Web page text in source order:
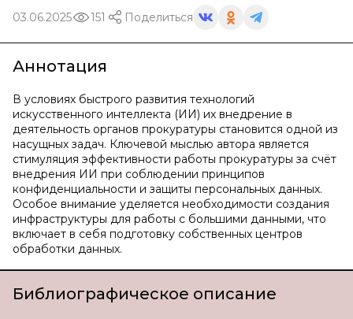
03.06.2025 151 Поделиться
Аннотация
В условиях быстрого развития технологий
искусственного интеллекта (ИИ) их внедрение в
деятельность органов прокуратуры становится одной из
насущных задач. Ключевой мыслью автора является
стимуляция эффективности работы прокуратуры за счёт
внедрения ИИ при соблюдении принципов
конфиденциальности и защиты персональных данных.
Особое внимание уделяется необходимости создания
инфраструктуры для работы с большими данными, что
включает в себя подготовку собственных центров
обработки данных.
Библиографическое описание